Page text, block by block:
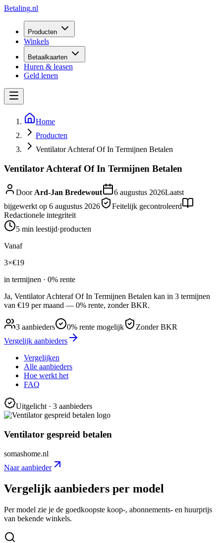
Betaling.nl
Producten
Winkels
Betaalkaarten
Huren & leasen
Geld lenen
Home
Producten
Ventilator Achteraf Of In Termijnen Betalen
Ventilator Achteraf Of In Termijnen Betalen
DoorArd-Jan Bredewout 6 augustus 2026Laatst
bijgewerkt op 6 augustus 2026
Feitelijk gecontroleerd
Redactionele integriteit
5 min leestijd·producten
Vanaf
3×€19
in termijnen · 0% rente
Ja, Ventilator Achteraf Of In Termijnen Betalen kan in 3 termijnen
van €19 per maand — 0% rente, zonder BKR.
3 aanbieders 0% rente mogelijk
Zonder BKR
Vergelijk aanbieders
Vergelijken
Alle aanbieders
Hoe werkt het
FAQ
Uitgelicht· 3 aanbieders
Ventilator gespreid betalen
somashome.nl
Naar aanbieder
Vergelijk aanbieders per model
Per model zie je de goedkoopste koop-, abonnements- en huurprijs
van bekende winkels.